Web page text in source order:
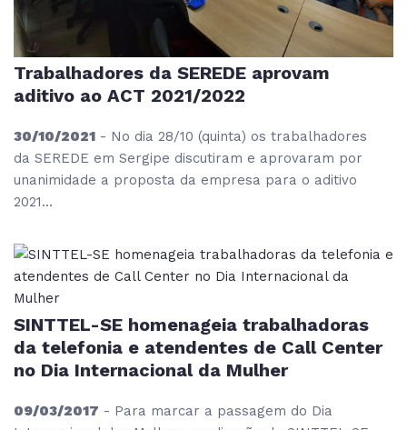
Trabalhadores da SEREDE aprovam
aditivo ao ACT 2021/2022
30/10/2021 - No dia 28/10 (quinta) os trabalhadores
da SEREDE em Sergipe discutiram e aprovaram por
unanimidade a proposta da empresa para o aditivo
2021...
SINTTEL-SE homenageia trabalhadoras
da telefonia e atendentes de Call Center
no Dia Internacional da Mulher
09/03/2017 - Para marcar a passagem do Dia